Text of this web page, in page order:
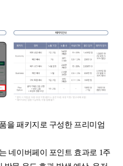
을 패키지로 구성한 프리미엄
네이버페이 포인트 효과로 1주